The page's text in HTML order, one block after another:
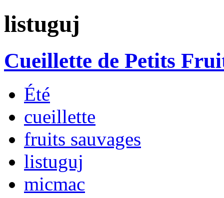
listuguj
Cueillette de Petits
Été
cueillette
fruits sauvages
listuguj
micmac